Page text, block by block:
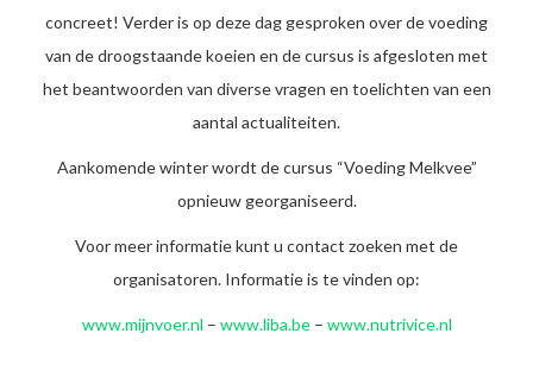
concreet! Verder is op deze dag gesproken over de voeding
van de droogstaande koeien en de cursus is afgesloten met
het beantwoorden van diverse vragen en toelichten van een
aantal actualiteiten.
Aankomende winter wordt de cursus “Voeding Melkvee”
opnieuw georganiseerd.
Voor meer informatie kunt u contact zoeken met de
organisatoren. Informatie is te vinden op:
www.mijnvoer.nl – www.liba.be– www.nutrivice.nl